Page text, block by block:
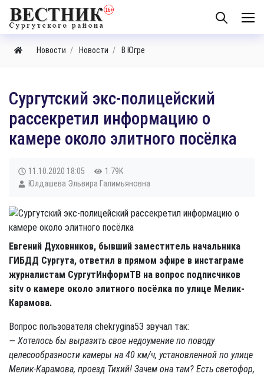
Новости Новости В Югре
Сургутский экс-полицейский
рассекретил информацию о
камере около элитного посёлка
11.10.2020 18:05
1.79K
Юлдашева Эльвира Галимьяновна
Евгений Духовников, бывший заместитель начальника
ГИБДД Сургута, ответил в прямом эфире в инстаграме
журналистам СургутИнформТВ на вопрос подписчиков
sitv о камере около элитного посёлка по улице Мелик-
Карамова.
Вопрос пользователя chekrygina53 звучал так:
— Хотелось бы выразить свое недоумение по поводу
целесообразности камеры на 40 км/ч, установленной по улице
Мелик-Карамова, проезд Тихий! Зачем она там? Есть светофор,